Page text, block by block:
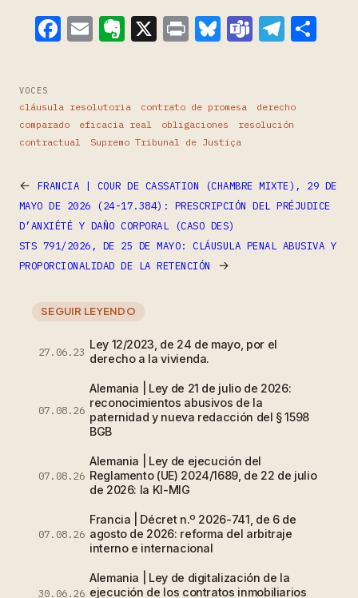
Facebook
EmailEvernote
X PrintBluesky
Teams
VOCES
cláusula resolutoria contrato de promesa
derecho
comparado
eficacia real obligaciones
resolución
contractual
Supremo Tribunal de Justiça
←
FRANCIA | COUR DE CASSATION (CHAMBRE MIXTE), 29 DE
MAYO DE 2026 (24-17.384): PRESCRIPCIÓN DEL PRÉJUDICE
D’ANXIÉTÉ Y DAÑO CORPORAL (CASO DES)
STS 791/2026, DE 25 DE MAYO: CLÁUSULA PENAL ABUSIVA Y
PROPORCIONALIDAD DE LA RETENCIÓN
→
SEGUIR LEYENDO
27.06.23
Ley 12/2023, de 24 de mayo, por el
derecho a la vivienda.
07.08.26
Alemania | Ley de 21 de julio de 2026:
reconocimientos abusivos de la
paternidad y nueva redacción del § 1598
BGB
07.08.26
Alemania | Ley de ejecución del
Reglamento (UE) 2024/1689, de 22 de julio
de 2026: la KI-MIG
07.08.26
Francia | Décret n.º 2026-741, de 6 de
agosto de 2026: reforma del arbitraje
interno e internacional
30.06.26
Alemania | Ley de digitalización de la
ejecución de los contratos inmobiliarios